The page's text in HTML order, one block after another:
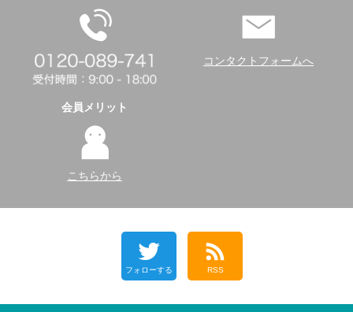
コンタクトフォームへ
会員メリット
こちらから
フォローする RSS